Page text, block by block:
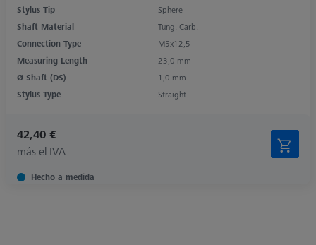
Stylus Tip
Sphere
Shaft Material
Tung. Carb.
Connection Type
M5x12,5
Measuring Length
23,0 mm
Ø Shaft (DS)
1,0 mm
Stylus Type
Straight
42,40 €
más el IVA
Hecho a medida